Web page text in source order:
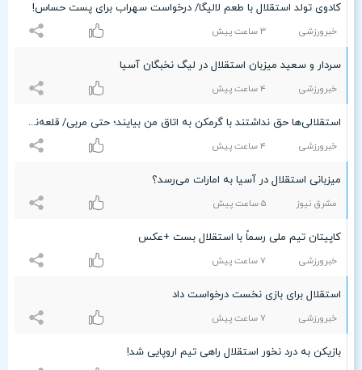
کادوی تولد استقلال با طعم لالیگا/ درخواست سهراب برای پست حساس!
خبرورزشی ٣ ساعت پيش
سردار و سعید میزبان استقلال در لیگ نخبگان آسیا
خبرورزشی ۴ ساعت پيش
استقلالی‌ها حق نداشتند با گرمکن به اتاق من بیایند؛ حتی مربی/ قلعه‌نویی گفت فرهاد مجیدی را نمی‌خواهم! +ویدیو
خبرورزشی ۴ ساعت پيش
میزبانی استقلال در آسیا به امارات می‌رسد؟
مشرق نیوز ۵ ساعت پيش
کاپیتان تیم ملی رسماً با استقلال بست +عکس
خبرورزشی ۷ ساعت پيش
استقلال برای بازی نخست درخواست داد
خبرورزشی ۷ ساعت پيش
بازیکن به درد نخور استقلال راهی تیم اروپایی شد!